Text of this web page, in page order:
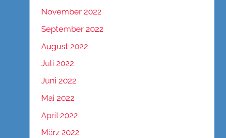
November 2022
September 2022
August 2022
Juli 2022
Juni 2022
Mai 2022
April 2022
März 2022